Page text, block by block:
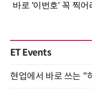
ET Events